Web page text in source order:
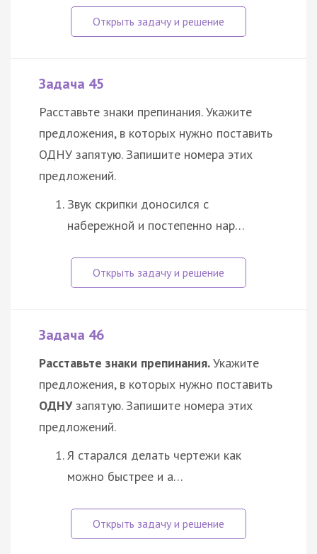
Задача 45
Расставьте знаки препинания. Укажите
предложения, в которых нужно поставить
ОДНУ запятую. Запишите номера этих
предложений.
Звук скрипки доносился с
набережной и постепенно нар…
Задача 46
Расставьте знаки препинания.Укажите
предложения, в которых нужно поставить
ОДНУзапятую. Запишите номера этих
предложений.
Я старался делать чертежи как
можно быстрее и а…